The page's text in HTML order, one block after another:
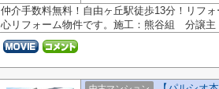
仲介手数料無料！自由ヶ丘駅徒歩13分！リフ
心リフォーム物件です。施工：熊谷組 分譲主